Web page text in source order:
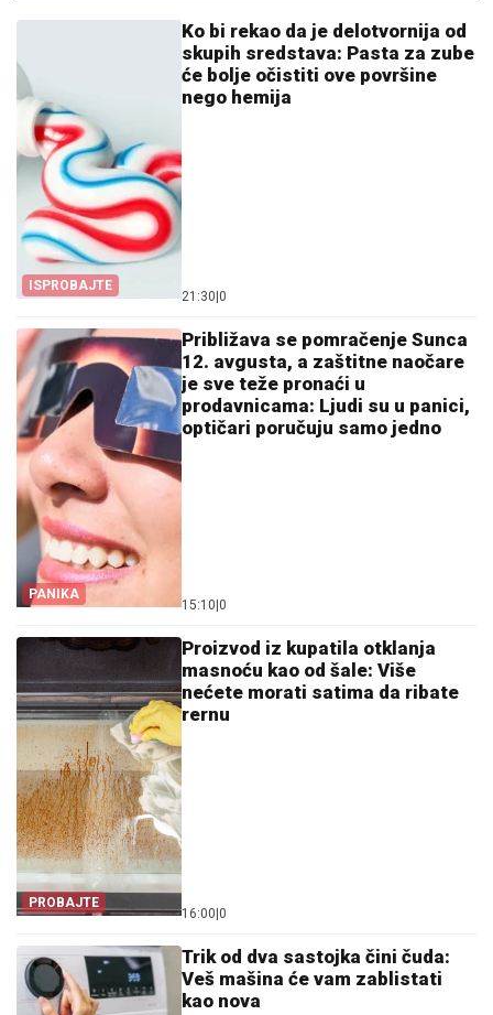
ISPROBAJTE
Ko bi rekao da je delotvornija od
skupih sredstava: Pasta za zube
će bolje očistiti ove površine
nego hemija
21:30 0
PANIKA
Približava se pomračenje Sunca
12. avgusta, a zaštitne naočare
je sve teže pronaći u
prodavnicama: Ljudi su u panici,
optičari poručuju samo jedno
15:10 0
PROBAJTE
Proizvod iz kupatila otklanja
masnoću kao od šale: Više
nećete morati satima da ribate
rernu
16:00 0
Trik od dva sastojka čini čuda:
Veš mašina će vam zablistati
kao nova